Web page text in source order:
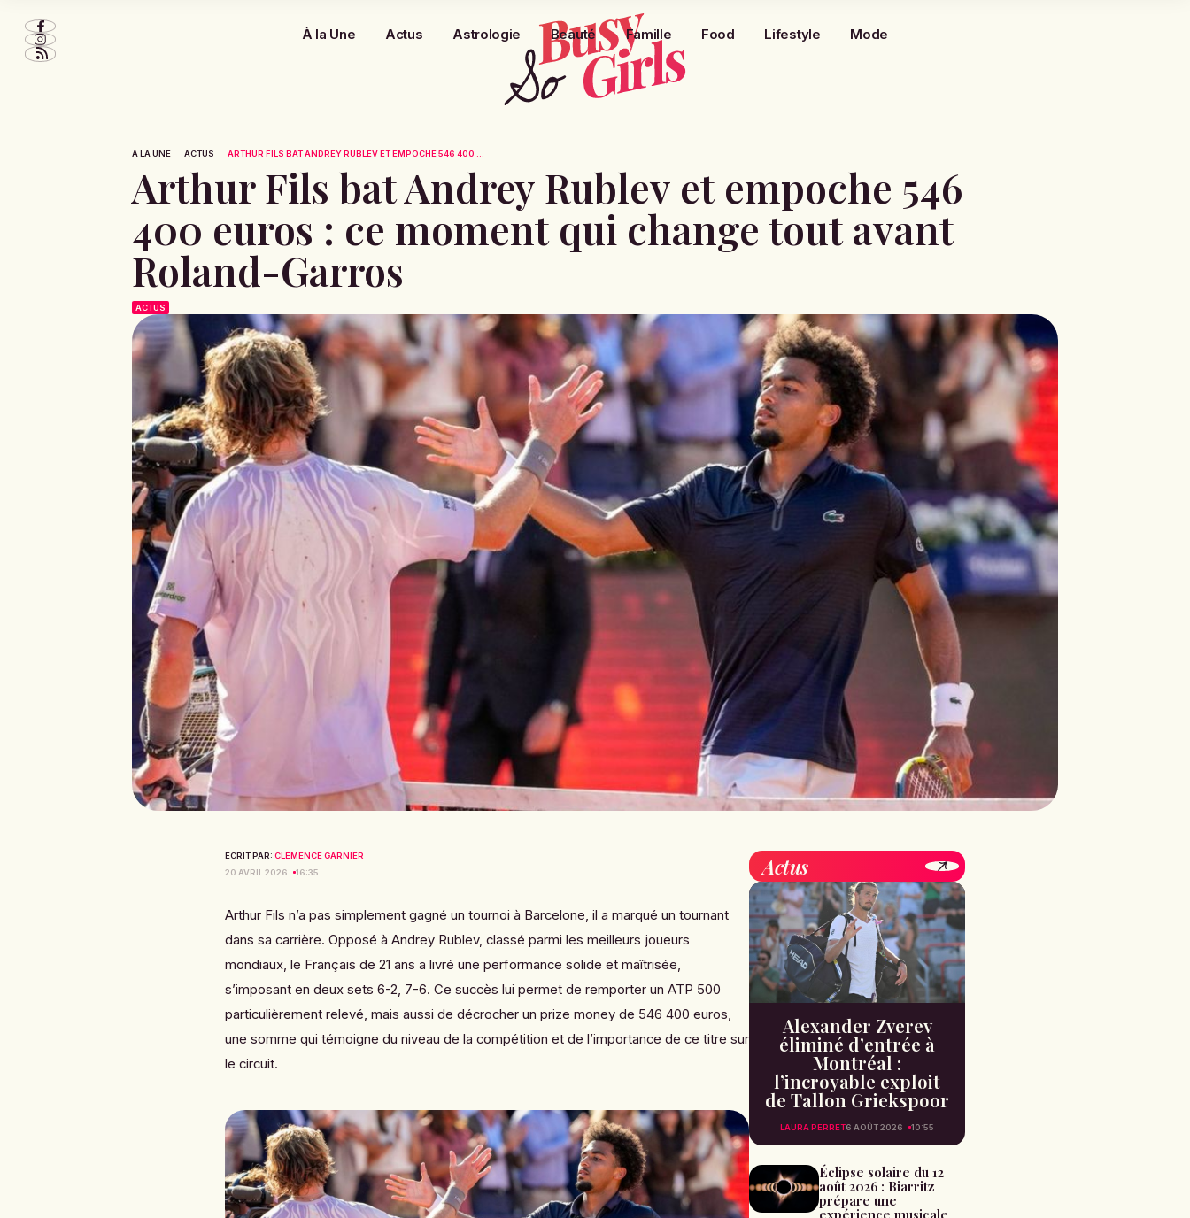
À la Une Actus Astrologie Beauté Famille Food Lifestyle Mode
À LA UNE ACTUS ARTHUR FILS BAT ANDREY RUBLEV ET EMPOCHE 546 400 ...
Arthur Fils bat Andrey Rublev et empoche 546
400 euros : ce moment qui change tout avant
Roland-Garros
ACTUS
ECRIT PAR: CLÉMENCE GARNIER
20 AVRIL 2026
16:35
Arthur Fils n’a pas simplement gagné un tournoi à Barcelone, il a marqué un tournant
dans sa carrière. Opposé à Andrey Rublev, classé parmi les meilleurs joueurs
mondiaux, le Français de 21 ans a livré une performance solide et maîtrisée,
s’imposant en deux sets 6-2, 7-6. Ce succès lui permet de remporter un ATP 500
particulièrement relevé, mais aussi de décrocher un prize money de 546 400 euros,
une somme qui témoigne du niveau de la compétition et de l’importance de ce titre sur
le circuit.
Actus
Alexander Zverev
éliminé d’entrée à
Montréal :
l’incroyable exploit
de Tallon Griekspoor
LAURA PERRET6 AOÛT 2026 10:55
Éclipse solaire du 12
août 2026 : Biarritz
prépare une
expérience musicale